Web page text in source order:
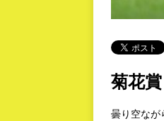
菊花
曇り空なが